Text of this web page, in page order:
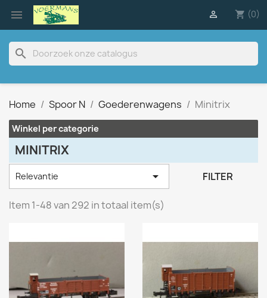
 shopping_cart (0)

search
Home Spoor N Goederenwagens Minitrix
Winkel per categorie
MINITRIX
Relevantie  FILTER
Item 1-48 van 292 in totaal item(s)